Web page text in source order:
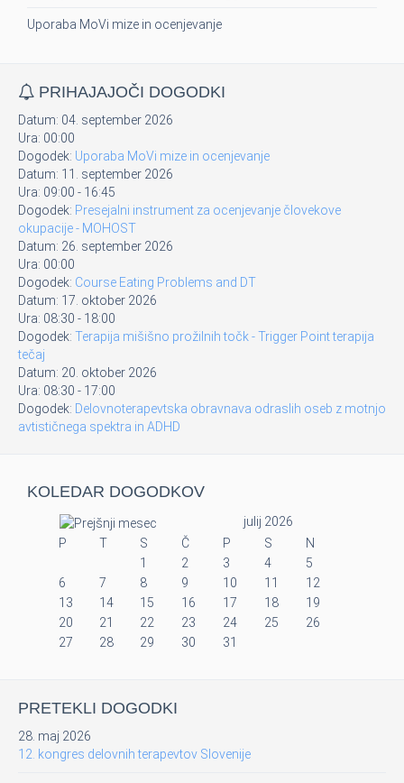
Uporaba MoVi mize in ocenjevanje
PRIHAJAJOČI DOGODKI
Datum: 04. september 2026
Ura: 00:00
Dogodek: Uporaba MoVi mize in ocenjevanje
Datum: 11. september 2026
Ura: 09:00 - 16:45
Dogodek: Presejalni instrument za ocenjevanje človekove
okupacije - MOHOST
Datum: 26. september 2026
Ura: 00:00
Dogodek: Course Eating Problems and DT
Datum: 17. oktober 2026
Ura: 08:30 - 18:00
Dogodek: Terapija mišišno prožilnih točk - Trigger Point terapija
tečaj
Datum: 20. oktober 2026
Ura: 08:30 - 17:00
Dogodek: Delovnoterapevtska obravnava odraslih oseb z motnjo
avtističnega spektra in ADHD
KOLEDAR DOGODKOV
julij 2026
P
T S Č P S
N
1
2 3 4
5
6
7 8 9 10 11
12
13
14 15 16 17 18
19
20
21 22 23 24 25
26
27
28 29 30 31
PRETEKLI DOGODKI
28. maj 2026
12. kongres delovnih terapevtov Slovenije